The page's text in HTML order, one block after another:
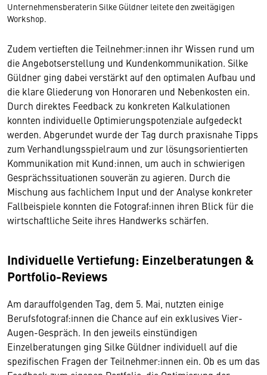
Unternehmensberaterin Silke Güldner leitete den zweitägigen
Workshop.
Zudem vertieften die Teilnehmer:innen ihr Wissen rund um
die Angebotserstellung und Kundenkommunikation. Silke
Güldner ging dabei verstärkt auf den optimalen Aufbau und
die klare Gliederung von Honoraren und Nebenkosten ein.
Durch direktes Feedback zu konkreten Kalkulationen
konnten individuelle Optimierungspotenziale aufgedeckt
werden. Abgerundet wurde der Tag durch praxisnahe Tipps
zum Verhandlungsspielraum und zur lösungsorientierten
Kommunikation mit Kund:innen, um auch in schwierigen
Gesprächssituationen souverän zu agieren. Durch die
Mischung aus fachlichem Input und der Analyse konkreter
Fallbeispiele konnten die Fotograf:innen ihren Blick für die
wirtschaftliche Seite ihres Handwerks schärfen.
Individuelle Vertiefung: Einzelberatungen &
Portfolio-Reviews
Am darauffolgenden Tag, dem 5. Mai, nutzten einige
Berufsfotograf:innen die Chance auf ein exklusives Vier-
Augen-Gespräch. In den jeweils einstündigen
Einzelberatungen ging Silke Güldner individuell auf die
spezifischen Fragen der Teilnehmer:innen ein. Ob es um das